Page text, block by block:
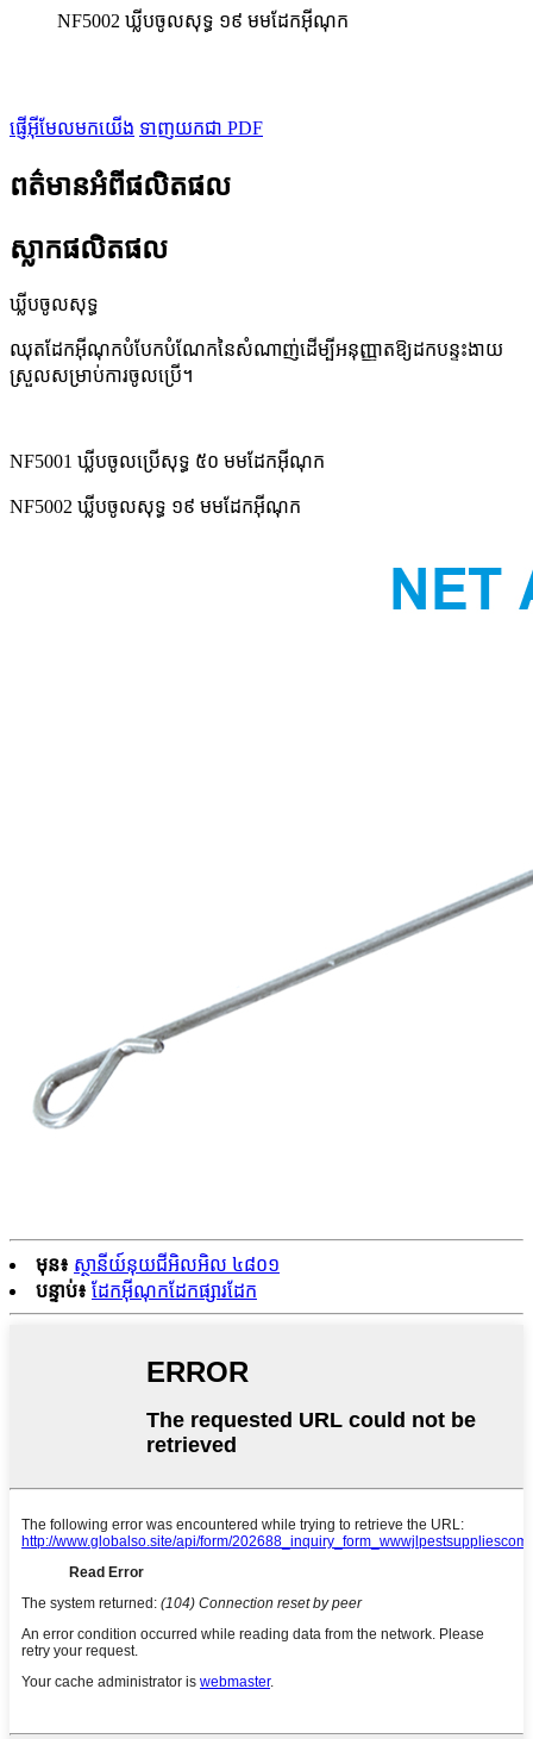
NF5002 ឃ្លីបចូលសុទ្ធ ១៩ មមដែកអ៊ីណុក
ផ្ញើអ៊ីមែលមកយើង ទាញយកជា PDF
ពត៌មានអំពីផលិតផល
ស្លាកផលិតផល
ឃ្លីបចូលសុទ្ធ
ឈុតដែកអ៊ីណុកបំបែកបំណែកនៃសំណាញ់ដើម្បីអនុញ្ញាតឱ្យដកបន្ទះងាយ
ស្រួលសម្រាប់ការចូលប្រើ។
NF5001 ឃ្លីបចូលប្រើសុទ្ធ ៥០ មមដែកអ៊ីណុក
NF5002 ឃ្លីបចូលសុទ្ធ ១៩ មមដែកអ៊ីណុក
មុន៖ ស្ថានីយ៍នុយជីអិលអិល ៤៨០១
បន្ទាប់៖ ដែកអ៊ីណុកដែកផ្សារដែក